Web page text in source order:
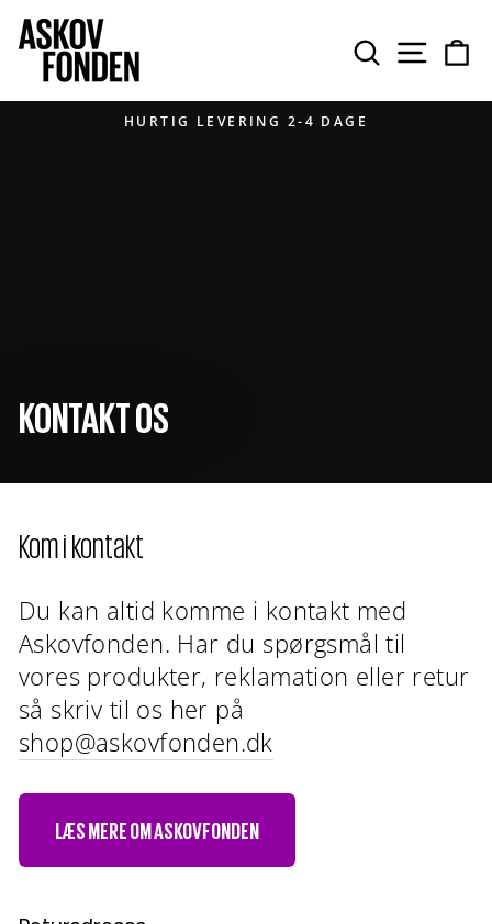
indhold
SØG PÅ
HURTIG LEVERING 2-4 DAGE
KONTAKT OS
Kom i kontakt
Du kan altid komme i kontakt med
Askovfonden. Har du spørgsmål til
vores produkter, reklamation eller retur
så skriv til os her på
shop@askovfonden.dk
LÆS MERE OM ASKOVFONDEN